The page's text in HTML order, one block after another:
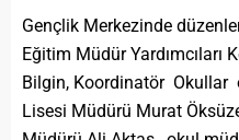
Gençlik Merkezinde
Eğitim Müdür Yardımcıları
Bilgin, Koordinatör Okullar
Lisesi Müdürü Murat